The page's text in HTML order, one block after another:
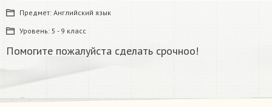
Предмет: Английский язык
Уровень: 5 - 9 класс
Помогите пожалуйста сделать срочноо!